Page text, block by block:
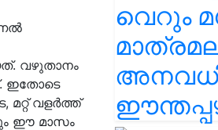
വഴുതാനം
ഇതോടെ
മറ്റ് വളർത്ത്
ഈ മാസം
വെറും